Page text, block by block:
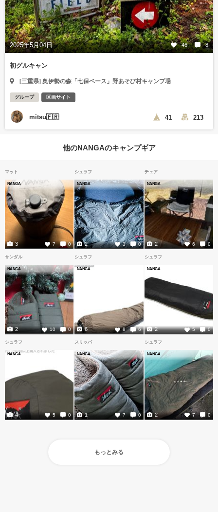
2025年5月04日 46 8
初グルキャン
[三重県] 奥伊勢の森「七保ベース」野あそび村キャンプ場
グループ 区画サイト
mitsu🇫🇷 41 213
他のNANGAのキャンプギア
マット
NANGA
7 0
3
シュラフ
NANGA
3 0
2
チェア
NANGA
6 0
2
サンダル
NANGA
10 0
2
シュラフ
NANGA
8 6
6
シュラフ
NANGA
5 0
2
シュラフ
NANGA
5 0
4
スリッパ
NANGA
7 0
1
シュラフ
NANGA
7 0
2
もっとみる